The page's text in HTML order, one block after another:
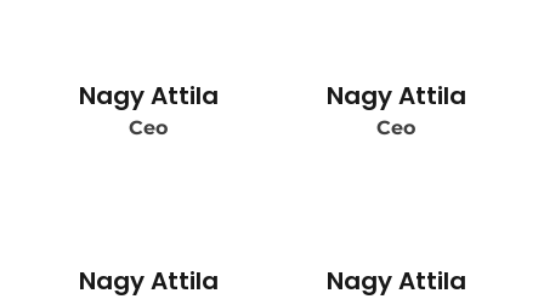
Nagy Attila
Ceo
Nagy Attila
Ceo
Nagy Attila Nagy Attila